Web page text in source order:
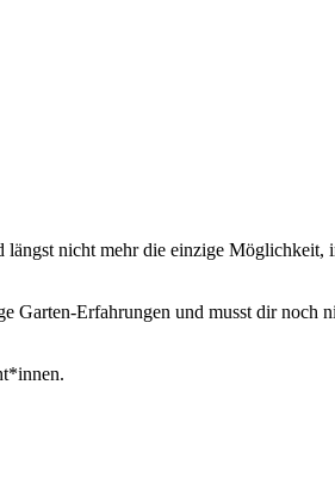
nicht mehr die einzige Möglichkeit,
Garten-Erfahrungen und musst dir noch